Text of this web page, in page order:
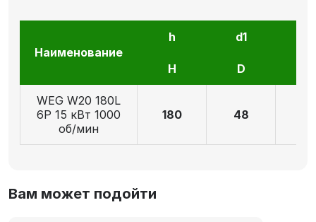
Наименование
h d1
H D
WEG W20 180L
6P 15 кВт 1000
об/мин
180 48
Вам может подойти